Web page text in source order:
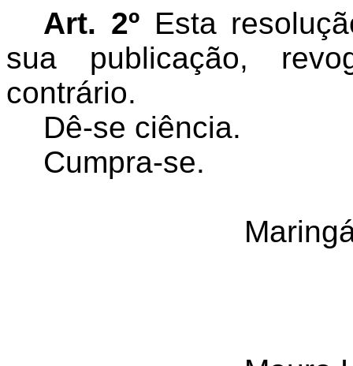
Art. 2º Esta
sua publicação,
contrário.
Dê-se ciência.
Cumpra-se.